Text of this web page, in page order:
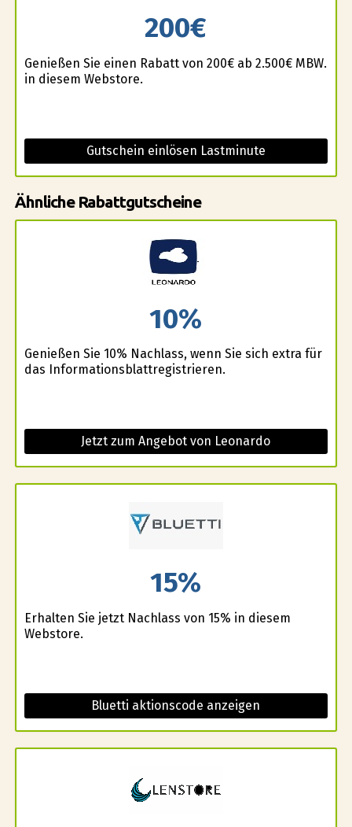
200€
Genießen Sie einen Rabatt von 200€ ab 2.500€ MBW.
in diesem Webstore.
Gutschein einlösen Lastminute
Ähnliche Rabattgutscheine
10%
Genießen Sie 10% Nachlass, wenn Sie sich extra für
das Informationsblattregistrieren.
Jetzt zum Angebot von Leonardo
15%
Erhalten Sie jetzt Nachlass von 15% in diesem
Webstore.
Bluetti aktionscode anzeigen